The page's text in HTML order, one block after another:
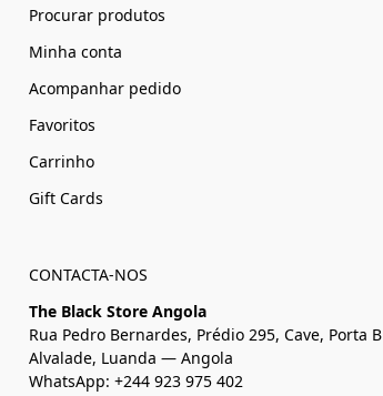
Procurar produtos
Minha conta
Acompanhar pedido
Favoritos
Carrinho
Gift Cards
CONTACTA-NOS
The Black Store Angola
Rua Pedro Bernardes, Prédio 295, Cave, Porta B
Alvalade, Luanda — Angola
WhatsApp: +244 923 975 402